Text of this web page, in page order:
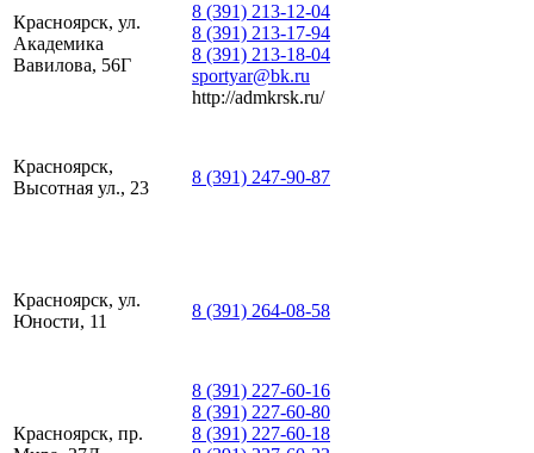
Красноярск, ул.
Академика
Вавилова, 56Г
8 (391) 213-12-04
8 (391) 213-17-94
8 (391) 213-18-04
sportyar@bk.ru
http://admkrsk.ru/
Красноярск,
Высотная ул., 23
8 (391) 247-90-87
Красноярск, ул.
Юности, 11
8 (391) 264-08-58
Красноярск, пр.
8 (391) 227-60-16
8 (391) 227-60-80
8 (391) 227-60-18